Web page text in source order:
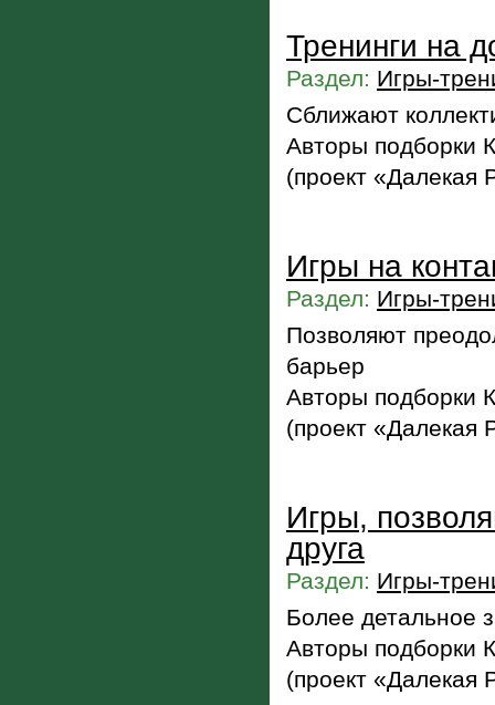
Тренинги на
Раздел: Игры-
Сближают
Авторы подборки
(проект «Далекая
Игры на
Раздел: Игры-
Позволяют
барьер
Авторы подборки
(проект «Далекая
Игры,
друга
Раздел: Игры-
Более детальное
Авторы подборки
(проект «Далекая